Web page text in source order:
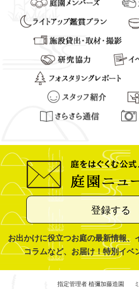
登録する
お出かけに役立つお庭の最新情報、
コラムなど、お届け！特別イベ
指定管理者 植彌加藤造園